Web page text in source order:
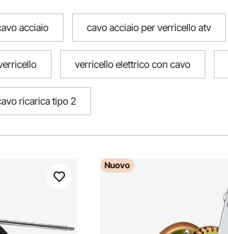
acciaio cavo acciaio per verricello atv
verricello elettrico con cavo
ricarica tipo 2
Nuovo